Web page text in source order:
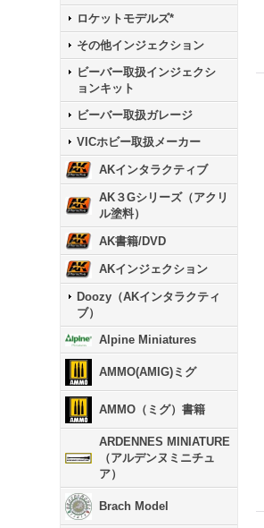
ロケットモデルズ*
その他インジェクション
ビーバー取扱インジェクシ
ョンキット
ビーバー取扱ガレージ
VICホビー取扱メーカー
AKインタラクティブ
AK３Gシリーズ（アクリ
ル塗料）
AK書籍/DVD
AKインジェクション
Doozy（AKインタラクティ
ブ）
Alpine Miniatures
AMMO(AMIG)ミグ
AMMO（ミグ）書籍
ARDENNES MINIATURE
（アルデンヌミニチュ
ア）
Brach Model